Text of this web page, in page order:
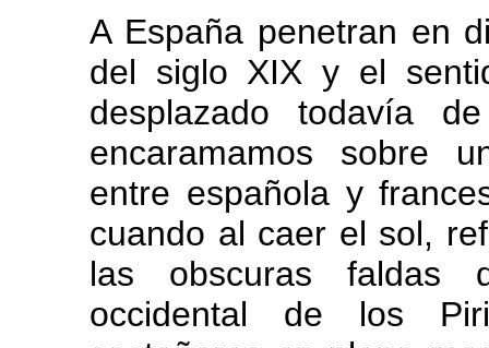
A España penetran en
del siglo XIX y el
desplazado todavía
encaramamos sobre
entre española y
cuando al caer el sol,
las obscuras faldas
occidental de los